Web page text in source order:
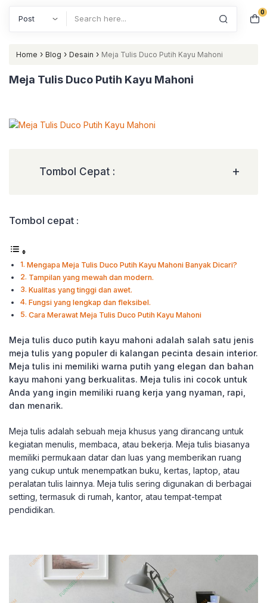
0
Home › Blog › Desain › Meja Tulis Duco Putih Kayu Mahoni
Meja Tulis Duco Putih Kayu Mahoni
Tombol Cepat : +
Tombol cepat :
Mengapa Meja Tulis Duco Putih Kayu Mahoni Banyak Dicari?
Tampilan yang mewah dan modern.
Kualitas yang tinggi dan awet.
Fungsi yang lengkap dan fleksibel.
Cara Merawat Meja Tulis Duco Putih Kayu Mahoni
Meja tulis duco putih kayu mahoni adalah salah satu jenis
meja tulis yang populer di kalangan pecinta desain interior.
Meja tulis ini memiliki warna putih yang elegan dan bahan
kayu mahoni yang berkualitas. Meja tulis ini cocok untuk
Anda yang ingin memiliki ruang kerja yang nyaman, rapi,
dan menarik.
Meja tulis adalah sebuah meja khusus yang dirancang untuk
kegiatan menulis, membaca, atau bekerja. Meja tulis biasanya
memiliki permukaan datar dan luas yang memberikan ruang
yang cukup untuk menempatkan buku, kertas, laptop, atau
peralatan tulis lainnya. Meja tulis sering digunakan di berbagai
setting, termasuk di rumah, kantor, atau tempat-tempat
pendidikan.